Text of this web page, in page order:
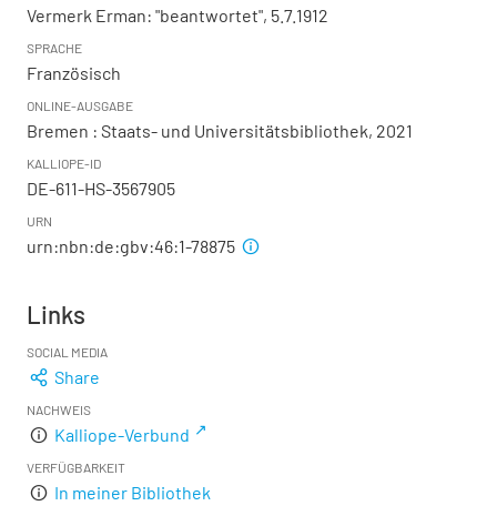
Vermerk Erman: "beantwortet", 5.7.1912
SPRACHE
Französisch
ONLINE-AUSGABE
Bremen : Staats- und Universitätsbibliothek, 2021
KALLIOPE-ID
DE-611-HS-3567905
URN
urn:nbn:de:gbv:46:1-78875
Links
SOCIAL MEDIA
Share
NACHWEIS
Kalliope-Verbund
VERFÜGBARKEIT
In meiner Bibliothek